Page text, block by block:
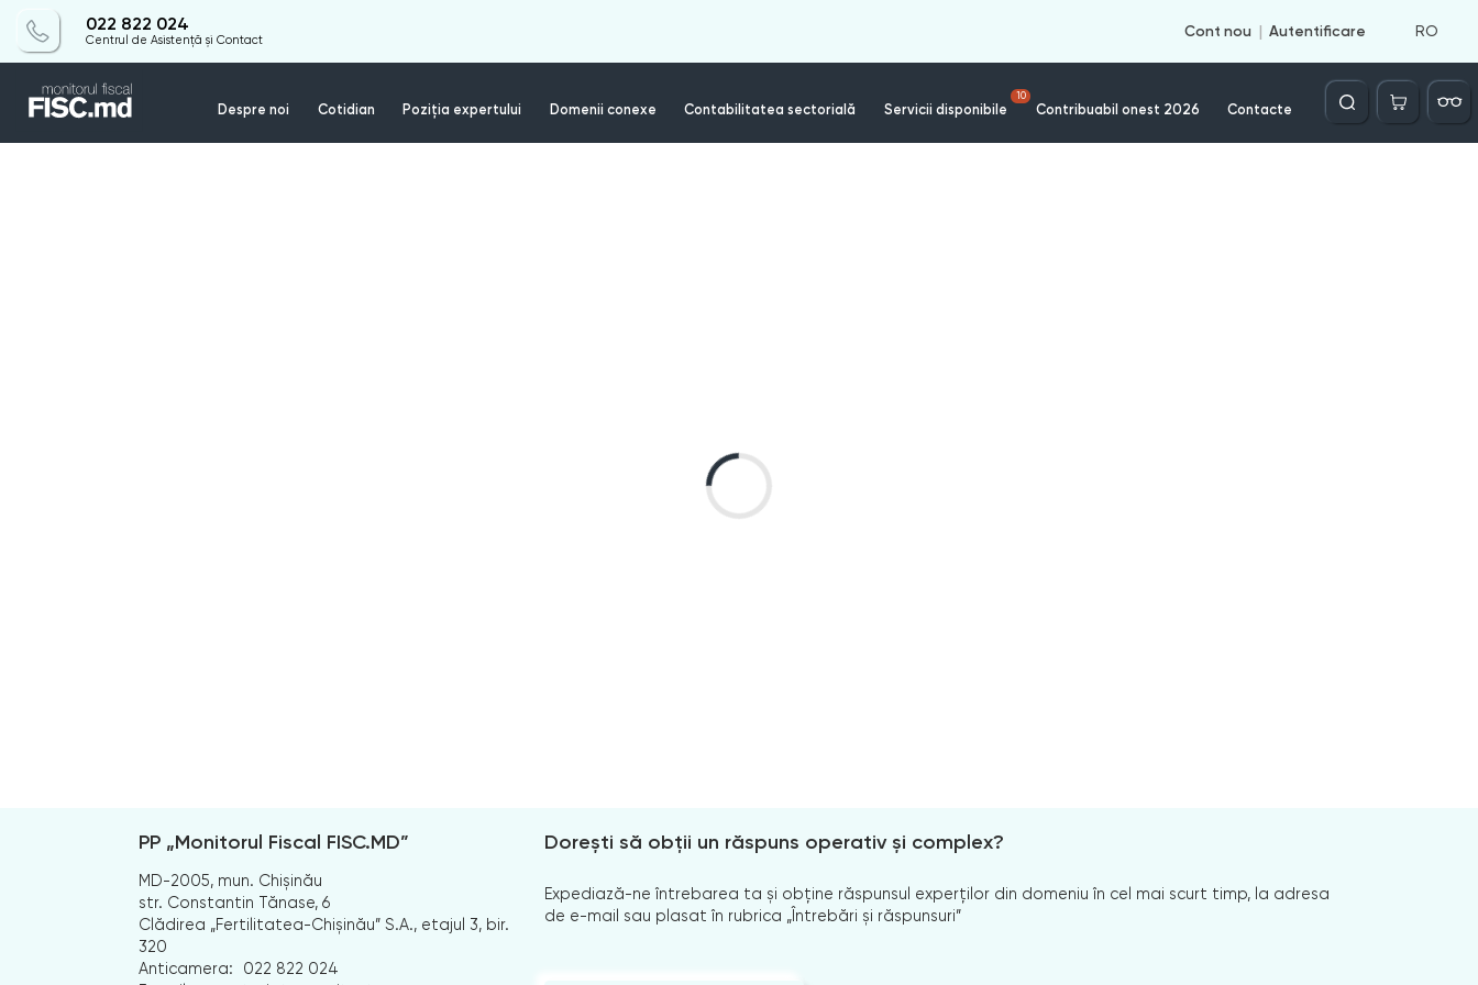
022 822 024
Centrul de Asistență și Contact
Cont nou Autentificare RO
Despre noi Cotidian Poziția expertului Domenii conexe Contabilitatea sectorială Servicii disponibile
10
Contribuabil onest 2026 Contacte
Căutare
PP „Monitorul Fiscal FISC.MD”
MD-2005, mun. Chișinău
str. Constantin Tănase, 6
Clădirea „Fertilitatea-Chișinău” S.A., etajul 3, bir.
320
Anticamera:
022 822 024
Dorești să obții un răspuns operativ și complex?
Expediază-ne întrebarea ta și obține răspunsul experților din domeniu în cel mai scurt timp, la adresa
de e-mail sau plasat în rubrica „Întrebări și răspunsuri”